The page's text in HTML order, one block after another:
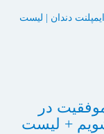
در
+ لیست